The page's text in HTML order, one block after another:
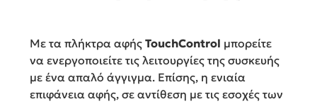
Με τα πλήκτρα αφής TouchControl μπορείτε
να ενεργοποιείτε τις λειτουργίες της συσκευής
με ένα απαλό άγγιγμα. Επίσης, η ενιαία
επιφάνεια αφής, σε αντίθεση με τις εσοχές των